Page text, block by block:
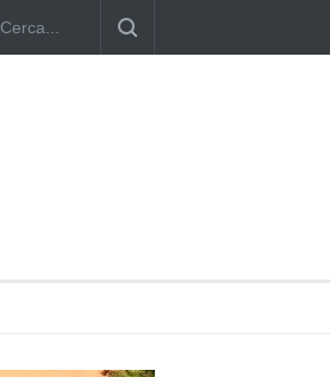
Alliance ofAmerica e Premio William